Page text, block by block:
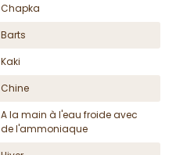
Chapka
Barts
Kaki
Chine
A la main à l'eau froide avec
de l'ammoniaque